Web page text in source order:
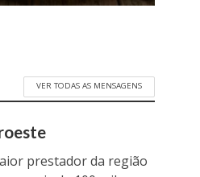
VER TODAS AS MENSAGENS
prestador da região